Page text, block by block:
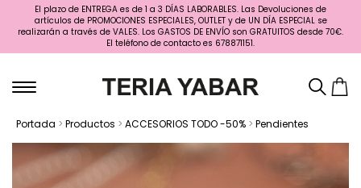
El plazo de ENTREGA es de 1 a 3 DÍAS LABORABLES. Las Devoluciones de
artículos de PROMOCIONES ESPECIALES, OUTLET y de UN DÍA ESPECIAL se
realizarán a través de VALES. Los GASTOS DE ENVÍO son GRATUITOS desde 70€.
El teléfono de contacto es 678871151.
Portada > Productos > ACCESORIOS TODO -50% > Pendientes